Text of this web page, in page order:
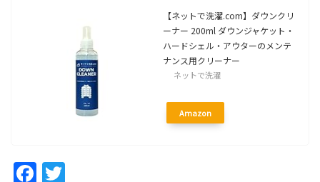
【ネットで洗濯.com】ダウンクリ
ーナー 200ml ダウンジャケット・
ハードシェル・アウターのメンテ
ナンス用クリーナー
ネットで洗濯
Amazon
Facebook